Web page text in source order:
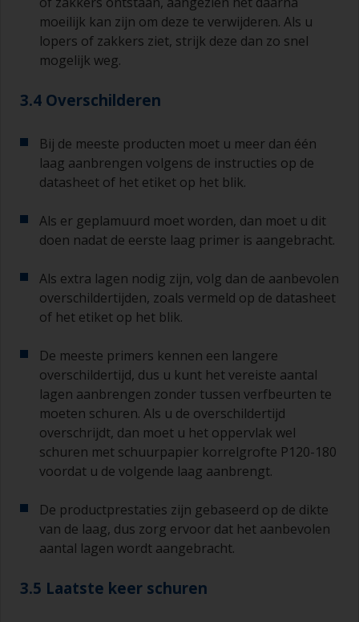
moeilijk kan zijn om deze te verwijderen. Als u
lopers of zakkers ziet, strijk deze dan zo snel
mogelijk weg.
3.4 Overschilderen
Bij de meeste producten moet u meer dan één
laag aanbrengen volgens de instructies op de
datasheet of het etiket op het blik.
Als er geplamuurd moet worden, dan moet u dit
doen nadat de eerste laag primer is aangebracht.
Als extra lagen nodig zijn, volg dan de aanbevolen
overschildertijden, zoals vermeld op de datasheet
of het etiket op het blik.
De meeste primers kennen een langere
overschildertijd, dus u kunt het vereiste aantal
lagen aanbrengen zonder tussen verfbeurten te
moeten schuren. Als u de overschildertijd
overschrijdt, dan moet u het oppervlak wel
schuren met schuurpapier korrelgrofte P120-180
voordat u de volgende laag aanbrengt.
De productprestaties zijn gebaseerd op de dikte
van de laag, dus zorg ervoor dat het aanbevolen
aantal lagen wordt aangebracht.
3.5 Laatste keer schuren